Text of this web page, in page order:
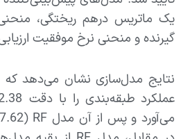
یک ماتریس درهم ریختگی،
گیرنده و منحنی نرخ موفقیت